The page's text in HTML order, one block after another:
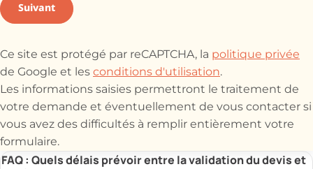
Suivant
Ce site est protégé par reCAPTCHA, la politique privée
de Google et lesconditions d'utilisation.
Les informations saisies permettront le traitement de
votre demande et éventuellement de vous contacter si
vous avez des difficultés à remplir entièrement votre
formulaire.
FAQ : Quels délais prévoir entre la validation du devis et